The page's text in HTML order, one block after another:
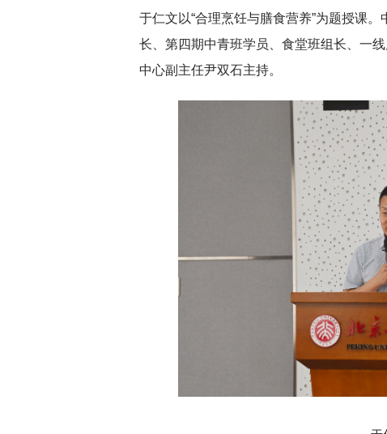
于仁文以“合理烹饪与膳食营养”为题授课
长、第四期中青班学员、食堂班组长、一
中心副主任尹双石主持。